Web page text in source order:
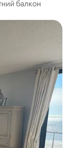
балкон